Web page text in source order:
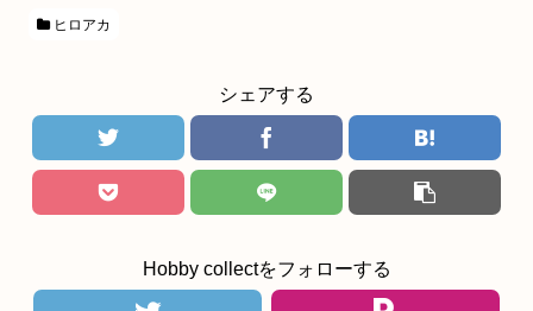
ヒロアカ
シェアする
Hobby collectをフォローする